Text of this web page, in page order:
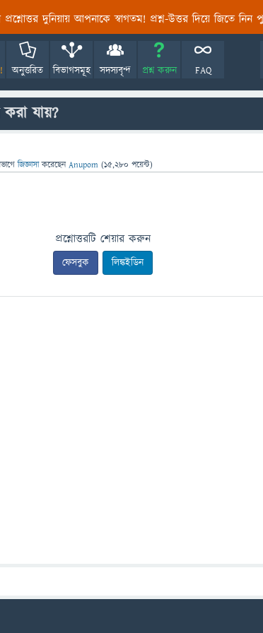
প্রশ্নোত্তর দুনিয়ায় আপনাকে স্বাগতম! প্রশ্ন-উত্তর দিয়ে জিতে নিন
অনুত্তরিত বিভাগসমূহ সদস্যবৃন্দ প্রশ্ন করুন FAQ
যায়?
জিজ্ঞাসাকরেছেনAnupom (15,280 পয়েন্ট)
প্রশ্নোত্তরটি শেয়ার করুন
ফেসবুক লিঙ্কইডিন